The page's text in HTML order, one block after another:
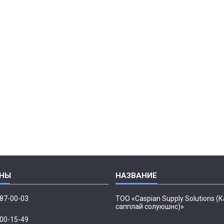
00-03
15-49
ТОО «Caspian Supply Solutions
сапплай солуюшнс)»